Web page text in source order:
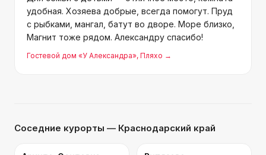
удобная. Хозяева добрые, всегда помогут. Пруд
с рыбками, мангал, батут во дворе. Море близко,
Магнит тоже рядом. Александру спасибо!
Гостевой дом «У Александра», Пляхо →
Соседние курорты — Краснодарский край